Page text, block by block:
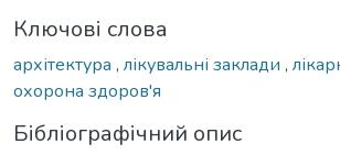
Ключові слова
архітектура , лікувальні заклади ,
охорона здоров'я
Бібліографічний опис